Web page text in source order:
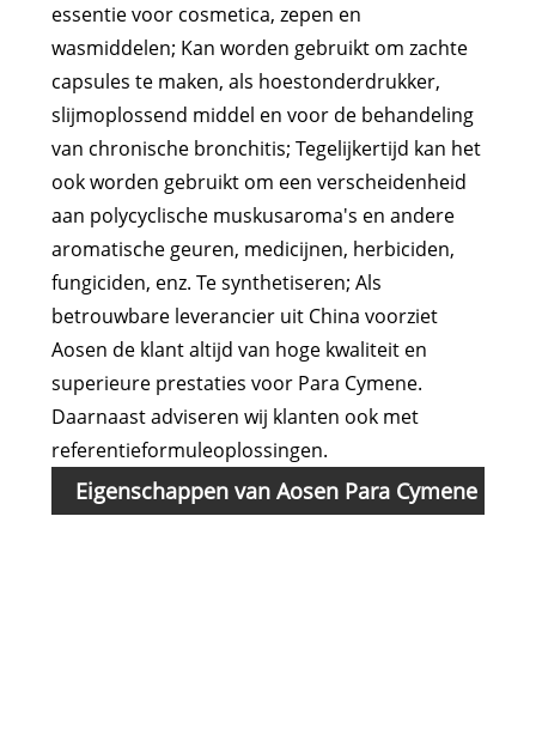
essentie voor cosmetica, zepen en
wasmiddelen; Kan worden gebruikt om zachte
capsules te maken, als hoestonderdrukker,
slijmoplossend middel en voor de behandeling
van chronische bronchitis; Tegelijkertijd kan het
ook worden gebruikt om een ​​verscheidenheid
aan polycyclische muskusaroma's en andere
aromatische geuren, medicijnen, herbiciden,
fungiciden, enz. Te synthetiseren; Als
betrouwbare leverancier uit China voorziet
Aosen de klant altijd van hoge kwaliteit en
superieure prestaties voor Para Cymene.
Daarnaast adviseren wij klanten ook met
referentieformuleoplossingen.
Eigenschappen van Aosen Para Cymene